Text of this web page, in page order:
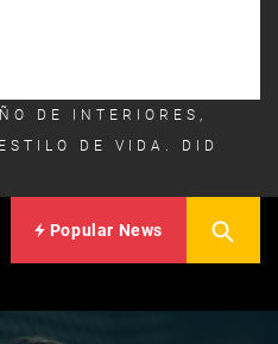
DE INTERIORES,
DE VIDA. DID
Popular News